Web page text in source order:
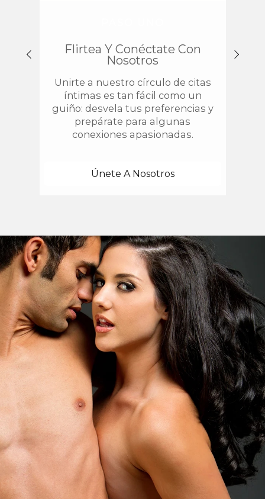
Flirtea Y Conéctate Con
Nosotros
Unirte a nuestro círculo de citas
íntimas es tan fácil como un
guiño: desvela tus preferencias y
prepárate para algunas
conexiones apasionadas.
Únete A Nosotros